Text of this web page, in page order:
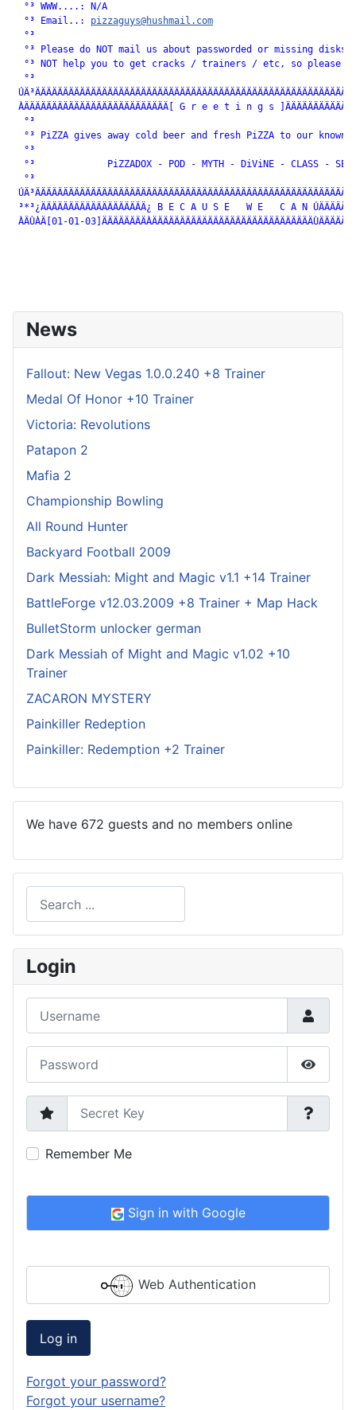
°³ WWW....: N/A
  °³ Email..:
pizzaguys@hushmail.com
°³
°³ Please do NOT mail us about passworded or missing disks.
°³ NOT help you to get cracks / trainers / etc, so please
°³
ÀÄÄÄÄÄÄÄÄÄÄÄÄÄÄÄÄÄÄÄÄÄÄÄÄÄÄ[ G r e e t i n g s
°³
°³ PiZZA gives away cold beer and fresh PiZZA to our known
°³
°³             PiZZADOX - POD - MYTH - DiViNE - CLASS -
°³
³*³¿ÄÄÄÄÄÄÄÄÄÄÄÄÄÄÄÄÄÄÄ¿ B E C A U S E   W E   C A N
ÀÄÙÀÄ[01-01-
News
Fallout: New Vegas 1.0.0.240 +8 Trainer
Medal Of Honor +10 Trainer
Victoria: Revolutions
Patapon 2
Mafia 2
Championship Bowling
All Round Hunter
Backyard Football 2009
Dark Messiah: Might and Magic v1.1 +14 Trainer
BattleForge v12.03.2009 +8 Trainer + Map Hack
BulletStorm unlocker german
Dark Messiah of Might and Magic v1.02 +10
Trainer
ZACARON MYSTERY
Painkiller Redeption
Painkiller: Redemption +2 Trainer
We have 672 guests and no members online
Type 2 or more characters for results.
Login
Show
Secret Key
Remember Me
Sign in with Google
Web Authentication
Log in
Forgot your password?
Forgot your username?